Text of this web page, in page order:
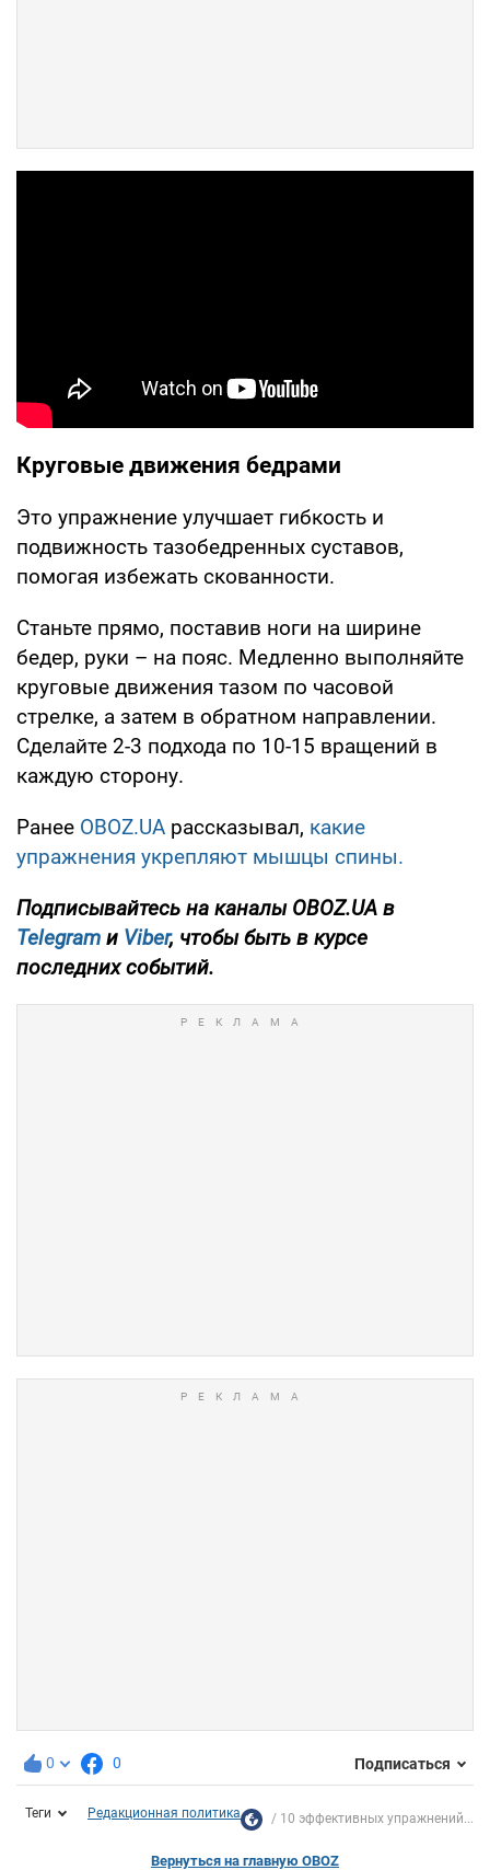
Круговые движения бедрами
Это упражнение улучшает гибкость и
подвижность тазобедренных суставов,
помогая избежать скованности.
Станьте прямо, поставив ноги на ширине
бедер, руки – на пояс. Медленно выполняйте
круговые движения тазом по часовой
стрелке, а затем в обратном направлении.
Сделайте 2-3 подхода по 10-15 вращений в
каждую сторону.
Ранее OBOZ.UA рассказывал, какие
упражнения укрепляют мышцы спины.
Подписывайтесь на каналы OBOZ.UA в
Telegram и Viber, чтобы быть в курсе
последних событий.
0 0 Подписаться
Теги Редакционная политика 10 эффективных упражнений...
Вернуться на главную OBOZ